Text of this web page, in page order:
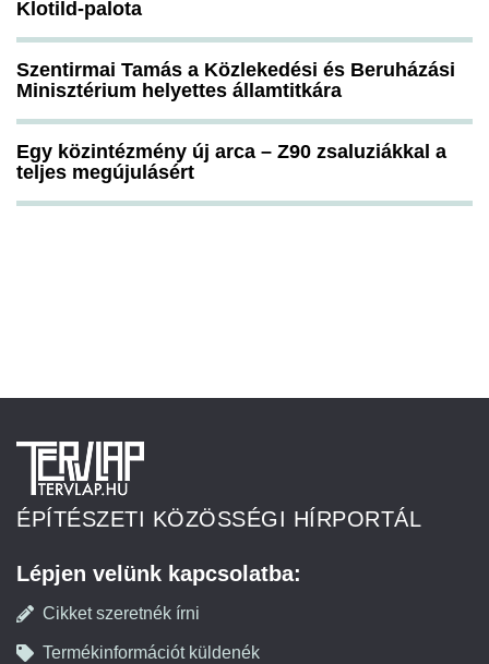
Klotild-palota
Szentirmai Tamás a Közlekedési és Beruházási
Minisztérium helyettes államtitkára
Egy közintézmény új arca – Z90 zsaluziákkal a
teljes megújulásért
ÉPÍTÉSZETI KÖZÖSSÉGI HÍRPORTÁL
Lépjen velünk kapcsolatba:
Cikket szeretnék írni
Termékinformációt küldenék